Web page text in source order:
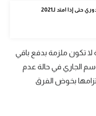
حتى إذا امتد لـ2021
لا تكون ملزمة بدفع باقي
الجاري في حالة عدم
بخوض الفرق